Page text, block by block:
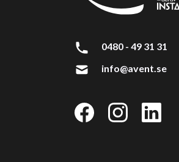
0480 - 49 31 31
info@avent.se